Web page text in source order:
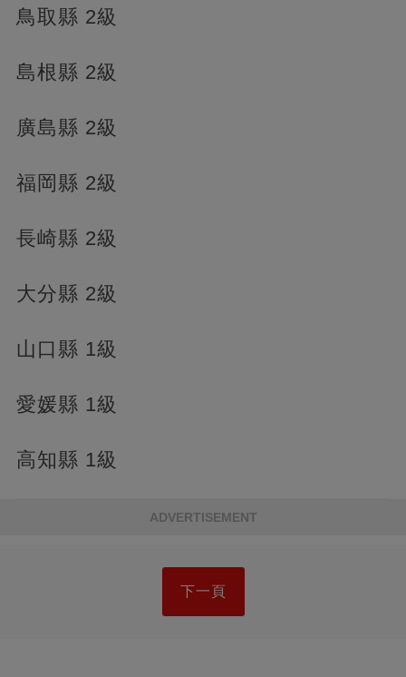
鳥取縣 2級
島根縣 2級
廣島縣 2級
福岡縣 2級
長崎縣 2級
大分縣 2級
山口縣 1級
愛媛縣 1級
高知縣 1級
ADVERTISEMENT
下一頁